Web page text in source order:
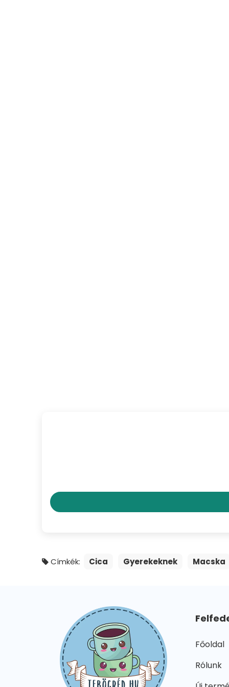
Címkék: Cica Gyerekeknek Macska
Főoldal
Rólunk